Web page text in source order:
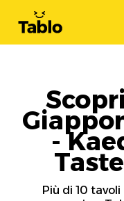
-
Più di 10